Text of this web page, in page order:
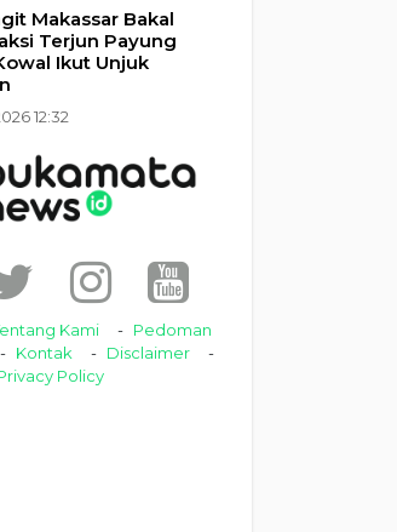
Makassar Bakal
Terjun Payung
Ikut Unjuk
12:32
Kami
Pedoman
Kontak
Disclaimer
Policy